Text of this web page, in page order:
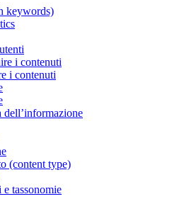
keywords)
i contenuti
i contenuti
dell’informazione
(content type)
tassonomie